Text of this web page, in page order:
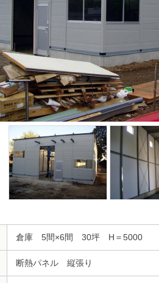
倉庫 5間×6間 30坪 H＝5000
断熱パネル 縦張り